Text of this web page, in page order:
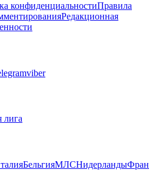
конфиденциальностиПравила
Редакционная
viber
лига
БельгияМЛСНидерланды